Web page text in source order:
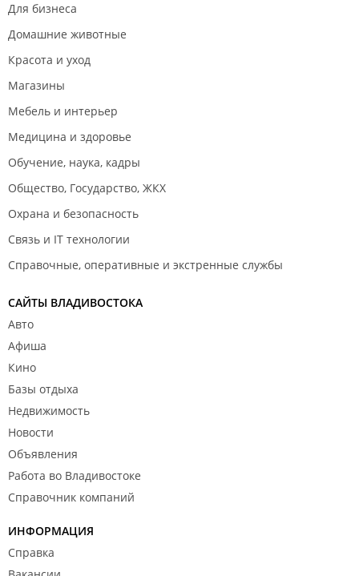
Для бизнеса
Домашние животные
Красота и уход
Магазины
Мебель и интерьер
Медицина и здоровье
Обучение, наука, кадры
Общество, Государство, ЖКХ
Охрана и безопасность
Связь и IT технологии
Справочные, оперативные и экстренные службы
САЙТЫ ВЛАДИВОСТОКА
Авто
Афиша
Кино
Базы отдыха
Недвижимость
Новости
Объявления
Работа во Владивостоке
Справочник компаний
ИНФОРМАЦИЯ
Справка